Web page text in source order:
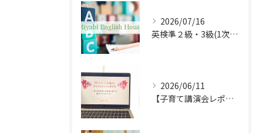
2026/07/16
英検準２級・3級(1次試験)・５級に合格しました！
2026/06/11
【子育て講演会レポート】「早くして！」が減ると子どもは伸びる！